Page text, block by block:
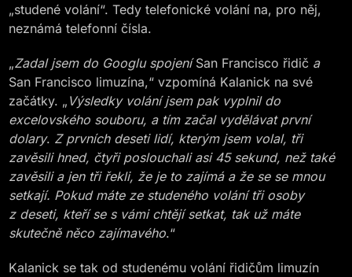
„studené volání“. Tedy telefonické volání na, pro něj,
neznámá telefonní čísla.
„Zadal jsem do Googlu spojeníSan Francisco řidič a
San Francisco limuzína,“ vzpomíná Kalanick na své
začátky. „ Výsledky volání jsem pak vyplnil do
excelovského souboru, a tím začal vydělávat první
dolary. Z prvních deseti lidí, kterým jsem volal, tři
zavěsili hned, čtyři poslouchali asi 45 sekund, než také
zavěsili a jen tři řekli, že je to zajímá a že se se mnou
setkají. Pokud máte ze studeného volání tři osoby
z deseti, kteří se s vámi chtějí setkat, tak už máte
skutečně něco zajímavého.“
Kalanick se tak od studenému volání řidičům limuzín